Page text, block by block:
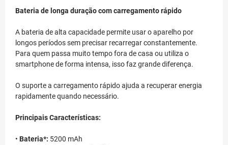
Bateria de longa duração com carregamento rápido
A bateria de alta capacidade permite usar o aparelho por
longos períodos sem precisar recarregar constantemente.
Para quem passa muito tempo fora de casa ou utiliza o
smartphone de forma intensa, isso faz grande diferença.
O suporte a carregamento rápido ajuda a recuperar energia
rapidamente quando necessário.
Principais Características:
• Bateria*: 5200 mAh